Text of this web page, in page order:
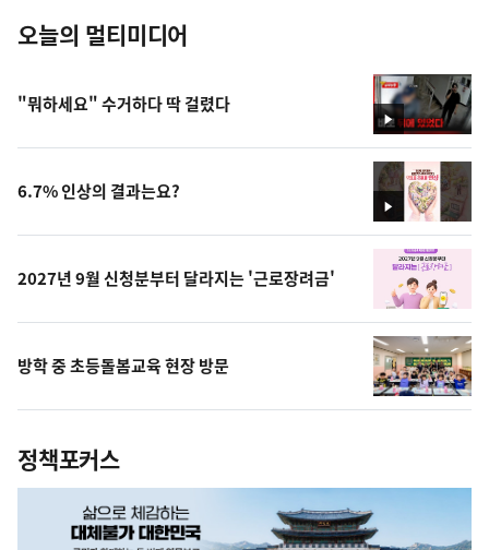
오늘의 멀티미디어
영
상
"뭐하세요" 수거하다 딱 걸렸다
영
상
6.7% 인상의 결과는요?
2027년 9월 신청분부터 달라지는 '근로장려금'
방학 중 초등돌봄교육 현장 방문
정책포커스